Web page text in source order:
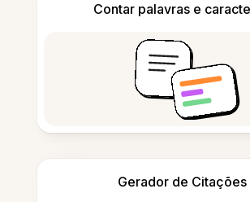
Contar palavras e
Gerador de Citações